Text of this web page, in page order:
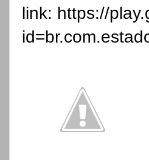
link: https://